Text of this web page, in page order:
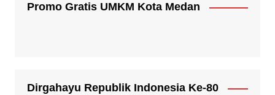
Promo Gratis UMKM Kota Medan
Dirgahayu Republik Indonesia Ke-80